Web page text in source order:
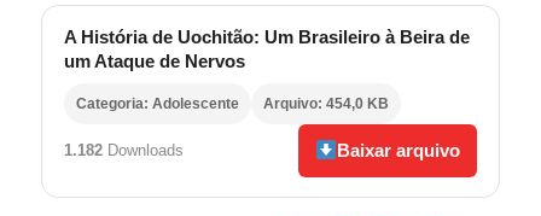
A História de Uochitão: Um Brasileiro à Beira de
um Ataque de Nervos
Categoria: Adolescente Arquivo: 454,0 KB
1.182Downloads Baixar arquivo